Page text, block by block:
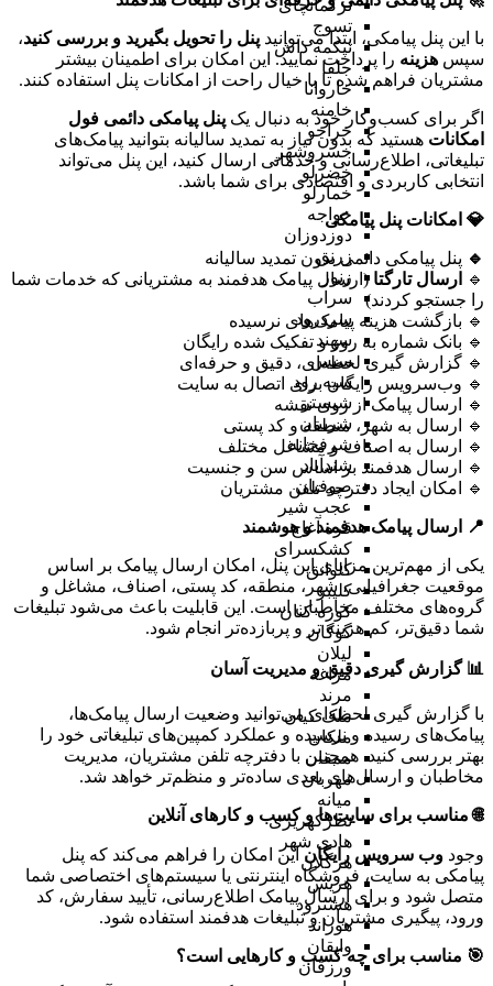
ترکمانچای
تسوج
تیکمه داش
جلفا
خاروانا
خامنه
خراجو
خسروشهر
خضرلو
خمارلو
خواجه
دوزدوزان
زرنق
زنوز
سراب
سردرود
سهند
سیس
سیه رود
شبستر
شربیان
شرفخانه
شندآباد
صوفیان
عجب شیر
قره آغاج
کشکسرای
کلوانق
کلیبر
کوزه کنان
گوگان
لیلان
مراغه
مرند
ملک کیان
ملکان
ممقان
مهربان
میانه
نظرکهریزی
هادی شهر
هرگلان
هریس
هشترود
هوراند
وایقان
ورزقان
با این پنل پیامکی، ابتدا می‌توانید پنل را تحویل بگیرید و بررسی کنید،
سپس هزینه را پرداخت نمایید. این امکان برای اطمینان بیشتر
مشتریان فراهم شده تا با خیال راحت از امکانات پنل استفاده کنند.
اگر برای کسب‌وکار خود به دنبال یک پنل پیامکی دائمی فول
امکانات هستید که بدون نیاز به تمدید سالیانه بتوانید پیامک‌های
تبلیغاتی، اطلاع‌رسانی و خدماتی ارسال کنید، این پنل می‌تواند
انتخابی کاربردی و اقتصادی برای شما باشد.
💎 امکانات پنل پیامکی
🔹 پنل پیامکی دائمی بدون تمدید سالیانه
🔹
ارسال تارگتا (ارسال پیامک هدفمند به مشتریانی که خدمات شما
را جستجو کردند)
🔹 بازگشت هزینه پیامک‌های نرسیده
🔹 بانک شماره به روز و تفکیک شده رایگان
🔹 گزارش گیری لحظه‌ای، دقیق و حرفه‌ای
🔹 وب‌سرویس رایگان برای اتصال به سایت
🔹 ارسال پیامک از روی نقشه
🔹 ارسال به شهر، منطقه و کد پستی
🔹 ارسال به اصناف و مشاغل مختلف
🔹 ارسال هدفمند بر اساس سن و جنسیت
🔹 امکان ایجاد دفترچه تلفن مشتریان
📍 ارسال پیامک هدفمند و هوشمند
یکی از مهم‌ترین مزایای این پنل، امکان ارسال پیامک بر اساس
موقعیت جغرافیایی، شهر، منطقه، کد پستی، اصناف، مشاغل و
گروه‌های مختلف مخاطبان است. این قابلیت باعث می‌شود تبلیغات
شما دقیق‌تر، کم هزینه تر و پربازده‌تر انجام شود.
📊 گزارش گیری دقیق و مدیریت آسان
با گزارش گیری لحظه‌ای می‌توانید وضعیت ارسال پیامک‌ها،
پیامک‌های رسیده و نرسیده و عملکرد کمپین‌های تبلیغاتی خود را
بهتر بررسی کنید. همچنین با دفترچه تلفن مشتریان، مدیریت
مخاطبان و ارسال‌های بعدی ساده‌تر و منظم‌تر خواهد شد.
🌐 مناسب برای سایت‌ها و کسب و کارهای آنلاین
وجود وب سرویس رایگاناین امکان را فراهم می‌کند که پنل
پیامکی به سایت، فروشگاه اینترنتی یا سیستم‌های اختصاصی شما
متصل شود و برای ارسال پیامک اطلاع‌رسانی، تأیید سفارش، کد
ورود، پیگیری مشتریان و تبلیغات هدفمند استفاده شود.
🎯 مناسب برای چه کسب و کارهایی است؟